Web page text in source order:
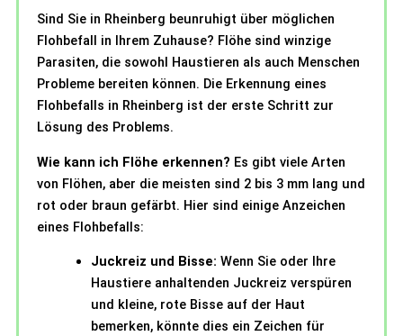
Sind Sie in Rheinberg beunruhigt über möglichen
Flohbefall in Ihrem Zuhause? Flöhe sind winzige
Parasiten, die sowohl Haustieren als auch Menschen
Probleme bereiten können. Die Erkennung eines
Flohbefalls in Rheinberg ist der erste Schritt zur
Lösung des Problems.
Wie kann ich Flöhe erkennen? Es gibt viele Arten
von Flöhen, aber die meisten sind 2 bis 3 mm lang und
rot oder braun gefärbt. Hier sind einige Anzeichen
eines Flohbefalls:
Juckreiz und Bisse: Wenn Sie oder Ihre
Haustiere anhaltenden Juckreiz verspüren
und kleine, rote Bisse auf der Haut
bemerken, könnte dies ein Zeichen für